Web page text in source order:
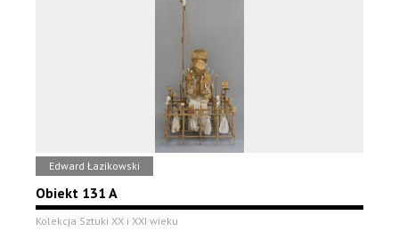
Edward Łazikowski
Obiekt 131 A
Kolekcja Sztuki XX i XXI wieku